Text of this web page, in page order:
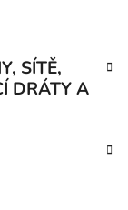
SÍTĚ,
DRÁTY A